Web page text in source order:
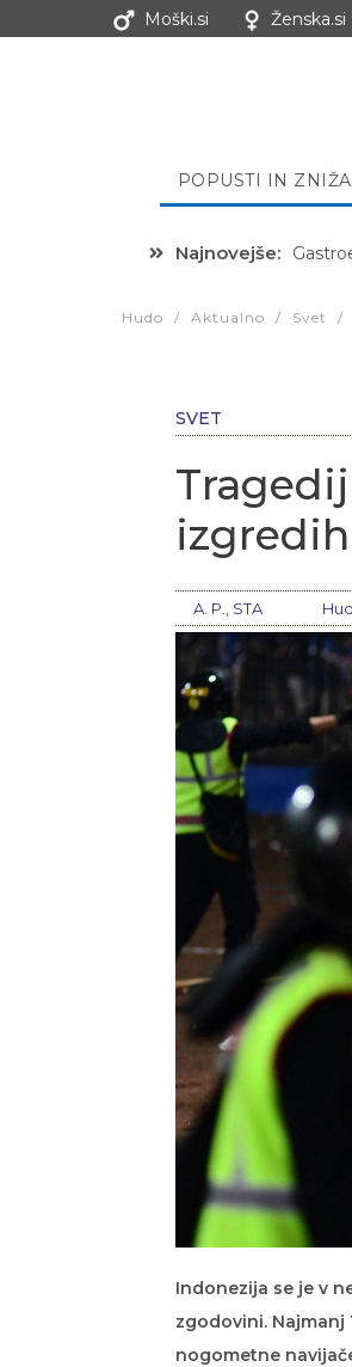
Moški.si Ženska.si
POPUSTI IN
Najnovejše:
Hudo / Aktualno / Svet /
SVET
A. P., STA
Indonezija se je v
zgodovini. Najmanj
nogometne